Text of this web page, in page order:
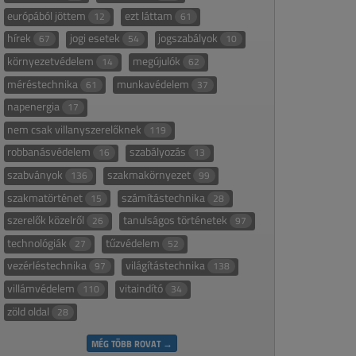
európából jöttem 12 ezt láttam 61
hírek 67 jogi esetek 54 jogszabályok 10
környezetvédelem 14 megújulók 62
méréstechnika 61 munkavédelem 37
napenergia 17
nem csak villanyszerelőknek 119
robbanásvédelem 16 szabályozás 13
szabványok 136 szakmakörnyezet 99
szakmatörténet 15 számítástechnika 28
szerelők közelről 26 tanulságos történetek 97
technológiák 27 tűzvédelem 52
vezérléstechnika 97 világítástechnika 138
villámvédelem 110 vitaindító 34
zöld oldal 28
MÉG TÖBB ROVAT →